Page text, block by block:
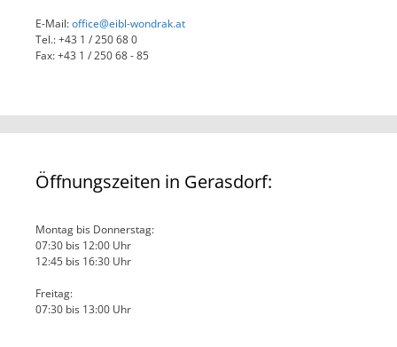
E-Mail:office@eibl-wondrak.at
Tel.: +43 1 / 250 68 0
Fax: +43 1 / 250 68 - 85
Öffnungszeiten in Gerasdorf:
Montag bis Donnerstag:
07:30 bis 12:00 Uhr
12:45 bis 16:30 Uhr
Freitag:
07:30 bis 13:00 Uhr